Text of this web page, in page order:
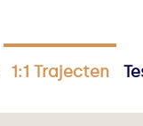
1:1 Trajecten